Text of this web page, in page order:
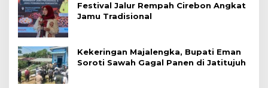
Festival Jalur Rempah Cirebon Angkat
Jamu Tradisional
Kekeringan Majalengka, Bupati Eman
Soroti Sawah Gagal Panen di Jatitujuh